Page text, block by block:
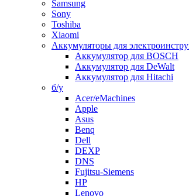
Samsung
Sony
Toshiba
Xiaomi
Аккумуляторы для
Аккумулятор для BOSCH
Аккумулятор для DeWalt
Аккумулятор для Hitachi
б/у
Acer/eMachines
Apple
Asus
Benq
Dell
DEXP
DNS
Fujitsu-Siemens
HP
Lenovo